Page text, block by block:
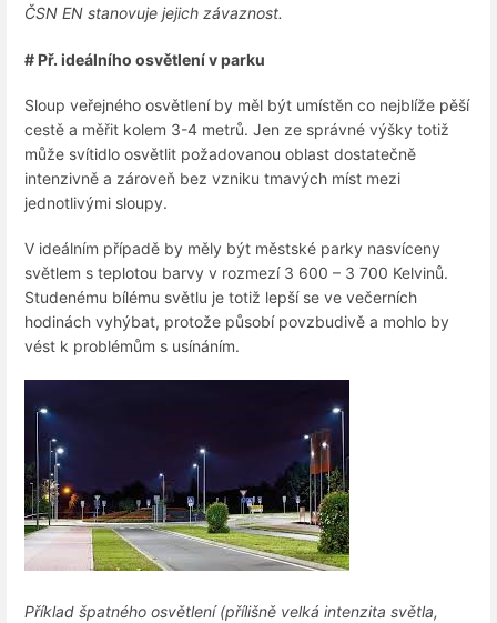
ČSN EN stanovuje jejich závaznost.
# Př. ideálního osvětlení v parku
Sloup veřejného osvětlení by měl být umístěn co nejblíže pěší
cestě a měřit kolem 3-4 metrů. Jen ze správné výšky totiž
může svítidlo osvětlit požadovanou oblast dostatečně
intenzivně a zároveň bez vzniku tmavých míst mezi
jednotlivými sloupy.
V ideálním případě by měly být městské parky nasvíceny
světlem s teplotou barvy v rozmezí 3 600 – 3 700 Kelvinů.
Studenému bílému světlu je totiž lepší se ve večerních
hodinách vyhýbat, protože působí povzbudivě a mohlo by
vést k problémům s usínáním.
Příklad špatného osvětlení (přílišně velká intenzita světla,